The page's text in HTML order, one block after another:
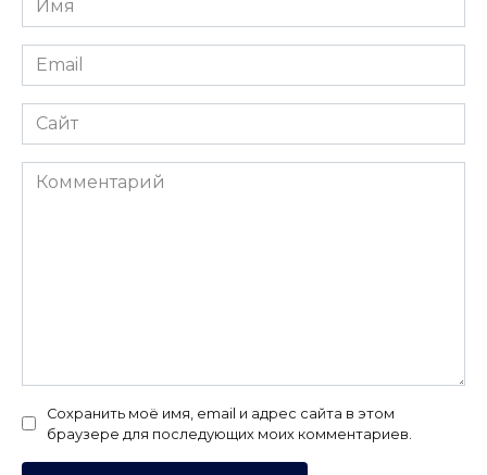
*
Email
*
Сайт
Комментарий
Сохранить моё имя, email и адрес сайта в этом
браузере для последующих моих комментариев.